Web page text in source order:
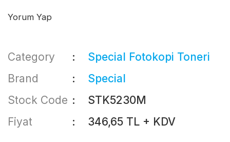
Yorum Yap
Category
Special Fotokopi Toneri
Brand
Special
Stock Code
STK5230M
Fiyat
346,65 TL + KDV